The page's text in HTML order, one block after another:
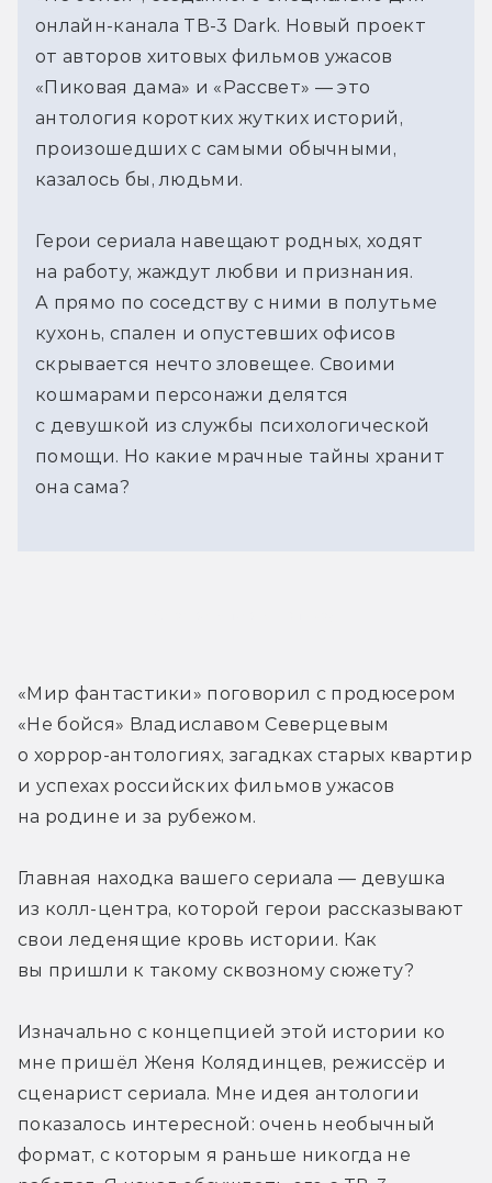
онлайн-канала ТВ-3 Dark. Новый проект
от авторов хитовых фильмов ужасов
«Пиковая дама» и «Рассвет» — это
антология коротких жутких историй,
произошедших с самыми обычными,
казалось бы, людьми.
Герои сериала навещают родных, ходят
на работу, жаждут любви и признания.
А прямо по соседству с ними в полутьме
кухонь, спален и опустевших офисов
скрывается нечто зловещее. Своими
кошмарами персонажи делятся
с девушкой из службы психологической
помощи. Но какие мрачные тайны хранит
она сама?
«Мир фантастики» поговорил с продюсером
«Не бойся» Владиславом Северцевым
о хоррор-антологиях, загадках старых квартир
и успехах российских фильмов ужасов
на родине и за рубежом.
Главная находка вашего сериала — девушка
из колл-центра, которой герои рассказывают
свои леденящие кровь истории. Как
вы пришли к такому сквозному сюжету?
Изначально с концепцией этой истории ко
мне пришёл Женя Колядинцев, режиссёр и
сценарист сериала. Мне идея антологии
показалось интересной: очень необычный
формат, с которым я раньше никогда не